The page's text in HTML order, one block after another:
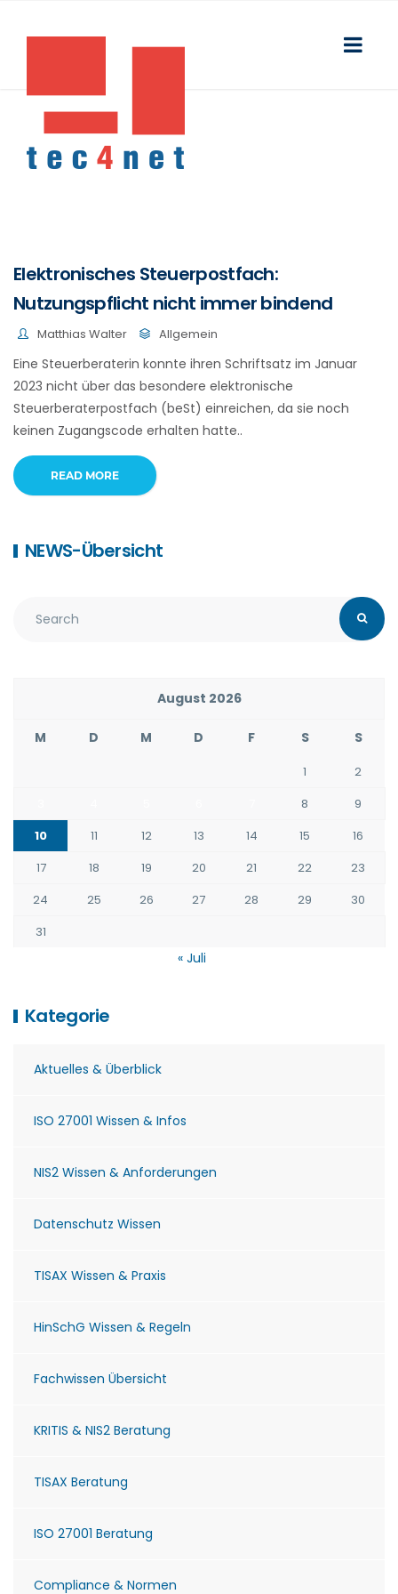
Elektronisches Steuerpostfach:
Nutzungspflicht nicht immer bindend
Matthias Walter Allgemein
Eine Steuerberaterin konnte ihren Schriftsatz im Januar
2023 nicht über das besondere elektronische
Steuerberaterpostfach (beSt) einreichen, da sie noch
keinen Zugangscode erhalten hatte..
READ MORE
NEWS-Übersicht
August 2026
M D M D F S S
1
2
8
9
10
11 12 13 14 15
16
17
18 19 20 21 22
23
24
25 26 27 28 29
30
31
« Juli
Kategorie
Aktuelles & Überblick
ISO 27001 Wissen & Infos
NIS2 Wissen & Anforderungen
Datenschutz Wissen
TISAX Wissen & Praxis
HinSchG Wissen & Regeln
Fachwissen Übersicht
KRITIS & NIS2 Beratung
TISAX Beratung
ISO 27001 Beratung
Compliance & Normen